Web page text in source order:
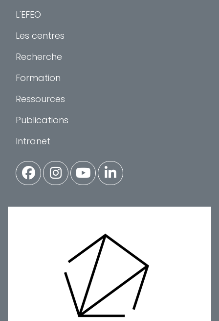
L'EFEO
Les centres
Recherche
Formation
Ressources
Publications
Intranet